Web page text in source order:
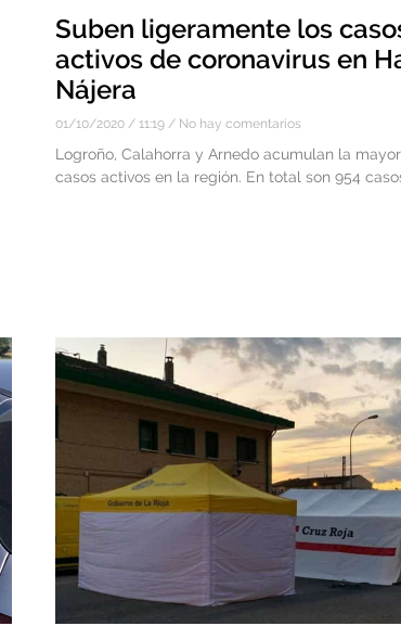
Suben ligeramente los
activos de coronavirus en
Nájera
01/10/2020 11:19 No hay comentarios
Logroño, Calahorra y Arnedo acumulan la
casos activos en la región. En total son 954